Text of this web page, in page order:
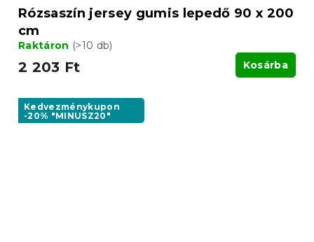
Rózsaszín jersey gumis lepedő 90 x 200
cm
Raktáron (>10 db)
2 203 Ft Kosárba
Kedvezménykupon
-20% "MINUSZ20"